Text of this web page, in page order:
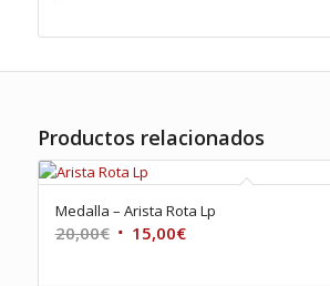
Productos relacionados
Medalla – Arista Rota Lp
20,00€ El 15,00€El